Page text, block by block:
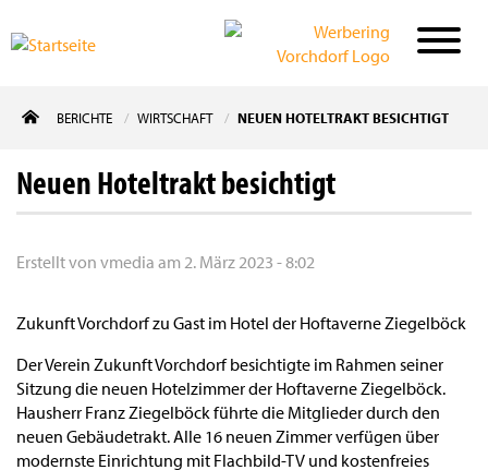
zum
BERICHTE WIRTSCHAFT NEUEN HOTELTRAKT BESICHTIGT
Neuen Hoteltrakt besichtigt
Erstellt von vmedia am 2. März 2023 - 8:02
Zukunft Vorchdorf zu Gast im Hotel der Hoftaverne Ziegelböck
Der Verein Zukunft Vorchdorf besichtigte im Rahmen seiner
Sitzung die neuen Hotelzimmer der Hoftaverne Ziegelböck.
Hausherr Franz Ziegelböck führte die Mitglieder durch den
neuen Gebäudetrakt. Alle 16 neuen Zimmer verfügen über
modernste Einrichtung mit Flachbild-TV und kostenfreies